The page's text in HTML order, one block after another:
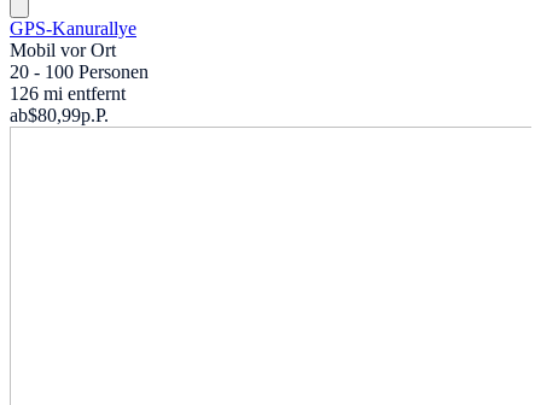
GPS-Kanurallye
Mobil vor Ort
20 - 100 Personen
126 mi entfernt
ab$80,99p.P.